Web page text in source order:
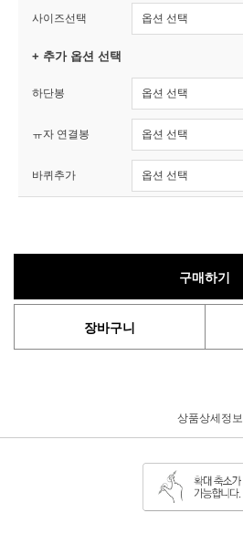
사이즈선택
+ 추가 옵션 선택
하단봉
ㅠ자 연결봉
바퀴추가
구매하기
장바구니
상품상세정보